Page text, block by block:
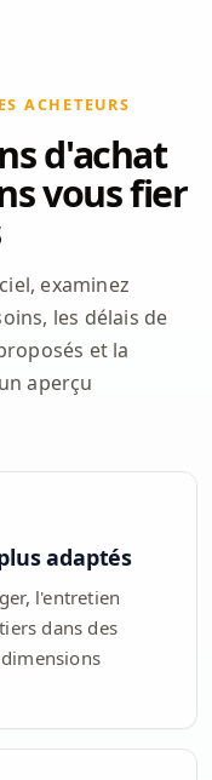
ACHETEURS
d'achat
vous fier
examinez
les délais de
et la
aperçu
adaptés
l'entretien
dans des